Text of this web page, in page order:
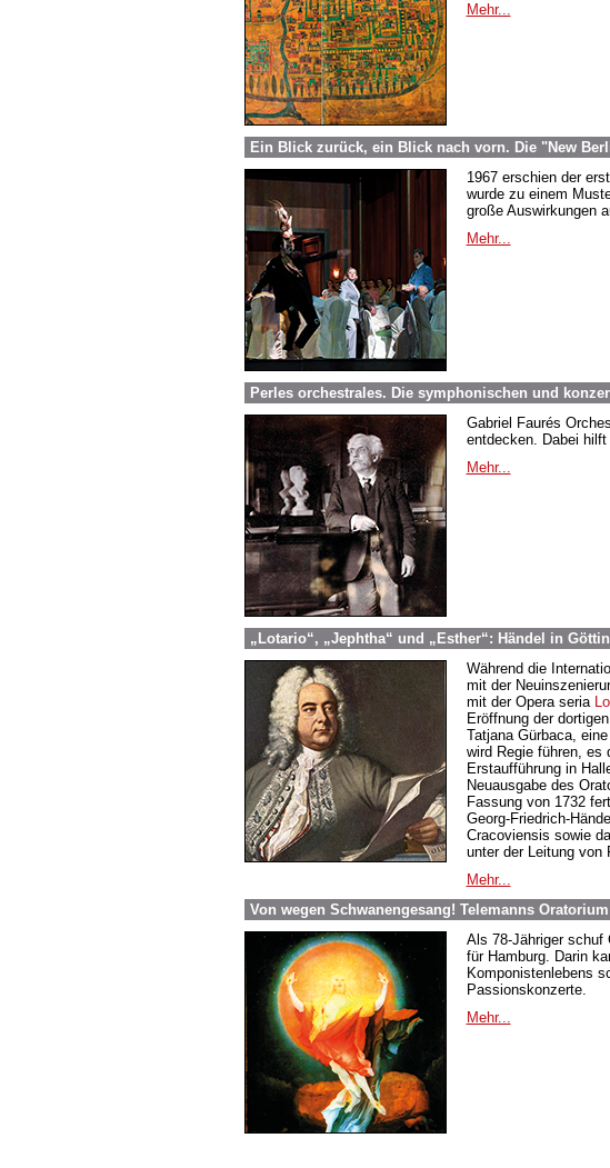
Mehr...
Ein Blick zurück, ein Blick nach vorn. Die "New
1967 erschien der
wurde zu einem
große Auswirkungen
Mehr...
Perles orchestrales. Die symphonischen und
Gabriel Faurés
entdecken. Dabei hilft
Mehr...
„Lotario“, „Jephtha“ und „Esther“: Händel in
Während die
mit der
mit der Opera seria
Eröffnung der
Tatjana Gürbaca,
wird Regie führen, es
Erstaufführung in
Neuausgabe des
Fassung von 1732
Georg-Friedrich-
Cracoviensis sowie
unter der Leitung von
Mehr...
Von wegen Schwanengesang! Telemanns
Als 78-Jähriger schuf
für Hamburg. Darin
Komponistenlebens
Passionskonzerte.
Mehr...